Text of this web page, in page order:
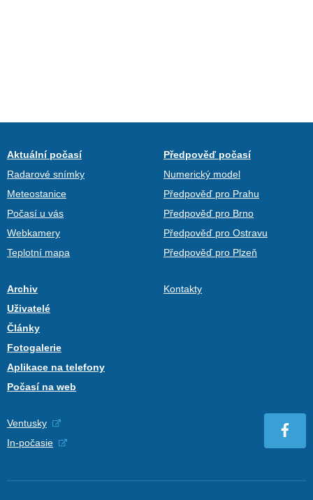
Aktuální počasí
Radarové snímky
Meteostanice
Počasí u vás
Webkamery
Teplotní mapa
Předpověď počasí
Numerický model
Předpověď pro Prahu
Předpověď pro Brno
Předpověď pro Ostravu
Předpověď pro Plzeň
Archiv
Uživatelé
Články
Fotogalerie
Aplikace na telefony
Počasí na web
Kontakty
Ventusky
In-počasie